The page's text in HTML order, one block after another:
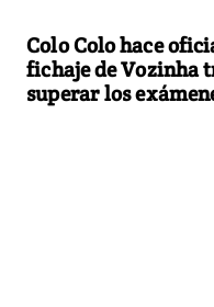
Colo Colo hace
fichaje de Vozinha
superar los